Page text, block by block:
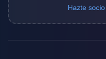
Hazte